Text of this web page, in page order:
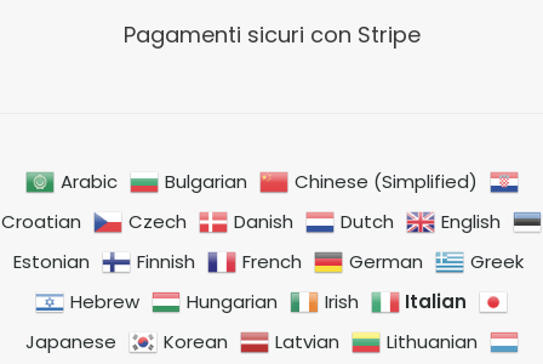
Pagamenti sicuri con Stripe
Arabic Bulgarian
Chinese (Simplified)
Croatian
Czech Danish Dutch
English
Estonian
Finnish French German
Greek
Hebrew
Hungarian Irish
Italian
Japanese
Korean Latvian Lithuanian